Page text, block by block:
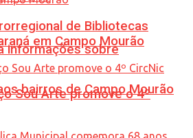
informações sobre
bairros de Campo Mourão
de Bibliotecas
em Campo Mourão
Sou Arte promove o 4º